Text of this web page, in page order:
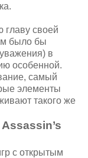
главу своей
было бы
в
особенной.
самый
элементы
такого же
с открытым